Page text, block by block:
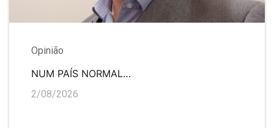
Opinião
NUM PAÍS NORMAL…
2/08/2026